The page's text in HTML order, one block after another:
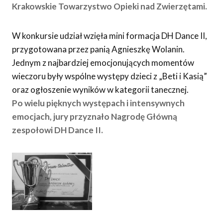
Krakowskie Towarzystwo Opieki nad Zwierzętami.
W konkursie udział wzięła mini formacja DH Dance II,
przygotowana przez panią Agnieszkę Wolanin.
Jednym z najbardziej emocjonujących momentów
wieczoru były wspólne występy dzieci z „Beti i Kasią”
oraz ogłoszenie wyników w kategorii tanecznej.
Po wielu pięknych występach i intensywnych
emocjach, jury przyznało Nagrodę Główną
zespołowi DH Dance II.